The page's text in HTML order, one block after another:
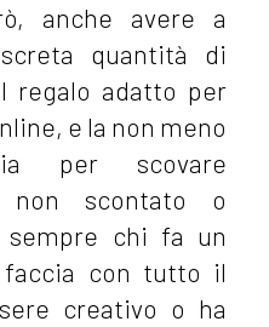
anche avere a
quantità di
regalo adatto per
e la non meno
per scovare
non scontato o
sempre chi fa un
faccia con tutto il
creativo o ha